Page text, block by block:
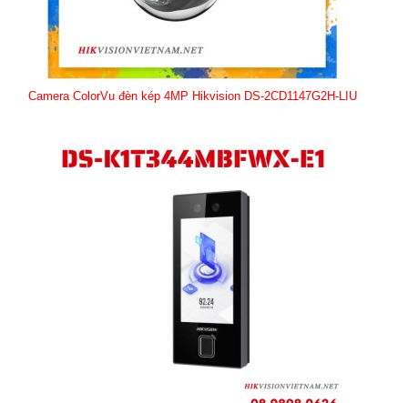
Camera ColorVu đèn kép 4MP Hikvision DS-2CD1147G2H-LIU